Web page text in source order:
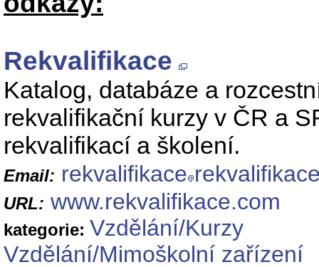
Rekvalifikace
Katalog, databáze a
rekvalifikační kurzy v ČR a
rekvalifikací a školení.
Email: rekvalifikace
URL: www.rekvalifikace.com
kategorie: Vzdělání/Kurzy
Vzdělání/Mimoškolní zařízení